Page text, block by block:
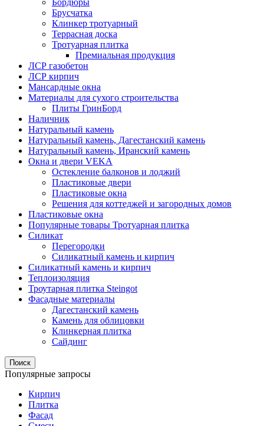
Бордюры
Брусчатка
Клинкер тротуарный
Террасная доска
Тротуарная плитка
Премиальная продукция
ЛСР газобетон
ЛСР кирпич
Мансардные окна
Материалы для сухого строительства
Плиты ГринБорд
Наличник
Натуральный камень
Натуральный камень, Дагестанский камень
Натуральный камень, Иранский камень
Окна и двери VEKA
Остекление балконов и лоджий
Пластиковые двери
Пластиковые окна
Решения для коттеджей и загородных домов
Пластиковые окна
Популярные товары Тротуарная плитка
Силикат
Перегородки
Силикатный камень и кирпич
Силикатный камень и кирпич
Теплоизоляция
Троутарная плитка Steingot
Фасадные материалы
Дагестанский камень
Камень для облицовки
Клинкерная плитка
Сайдинг
Поиск
Популярные запросы
Кирпич
Плитка
Фасад